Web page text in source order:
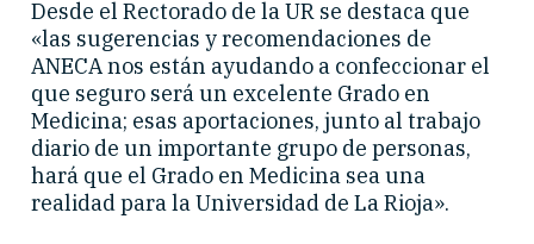
Desde el Rectorado de la UR se destaca que
«las sugerencias y recomendaciones de
ANECA nos están ayudando a confeccionar el
que seguro será un excelente Grado en
Medicina; esas aportaciones, junto al trabajo
diario de un importante grupo de personas,
hará que el Grado en Medicina sea una
realidad para la Universidad de La Rioja».